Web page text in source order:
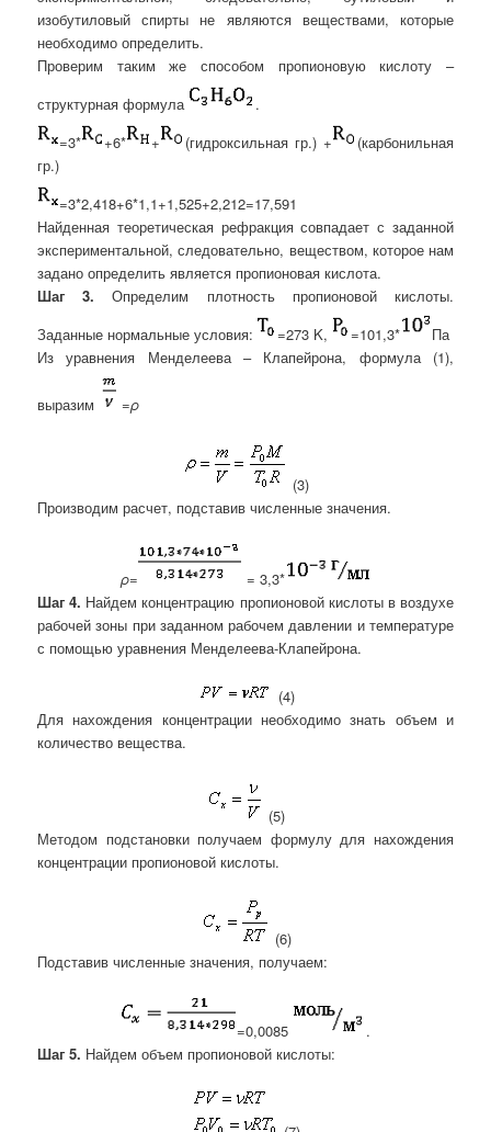
изобутиловый спирты не являются веществами, которые
необходимо определить.
Проверим таким же способом пропионовую кислоту –
структурная формула
.
=3*
+6* + (гидроксильная гр.) +
(карбонильная
гр.)
=3*2,418+6*1,1+1,525+2,212=17,591
Найденная теоретическая рефракция совпадает с заданной
экспериментальной, следовательно, веществом, которое нам
задано определить является пропионовая кислота.
Шаг 3. Определим плотность пропионовой кислоты.
Заданные нормальные условия:
=273 K, =101,3*
Па
Из уравнения Менделеева – Клапейрона, формула (1),
выразим =ρ
(3)
Производим расчет, подставив численные значения.
ρ=
= 3,3*
Шаг 4. Найдем концентрацию пропионовой кислоты в воздухе
рабочей зоны при заданном рабочем давлении и температуре
с помощью уравнения Менделеева-Клапейрона.
(4)
Для нахождения концентрации необходимо знать объем и
количество вещества.
(5)
Методом подстановки получаем формулу для нахождения
концентрации пропионовой кислоты.
(6)
Подставив численные значения, получаем:
=0,0085
.
Шаг 5. Найдем объем пропионовой кислоты: